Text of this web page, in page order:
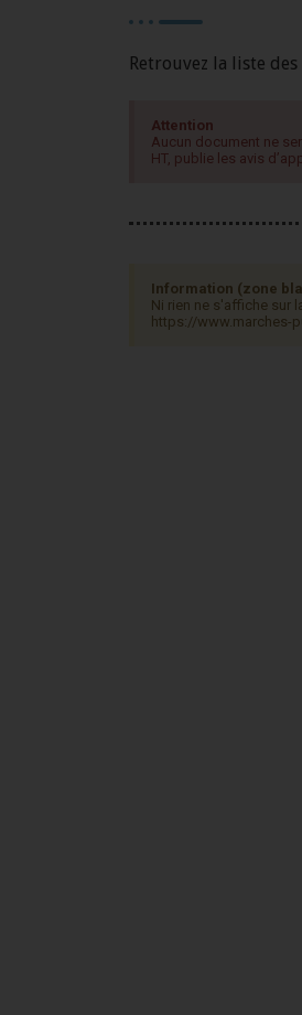
Retrouvez la liste
Attention
Aucun document ne
HT, publie les avis
Information (zone
Ni rien ne s'affiche sur
https://www.marches-